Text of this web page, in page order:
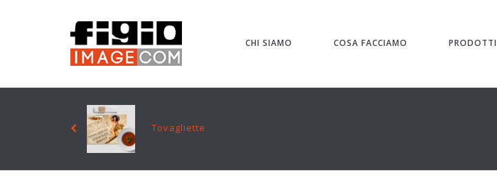
CHI SIAMO COSA FACCIAMO PRODOTTI
Tovagliette